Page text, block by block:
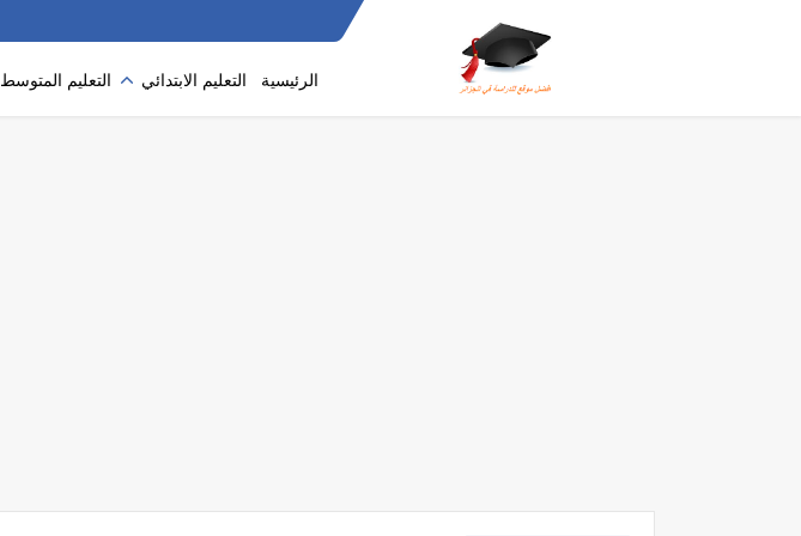
الرئيسية التعليم الابتدائي التعليم المتوسط